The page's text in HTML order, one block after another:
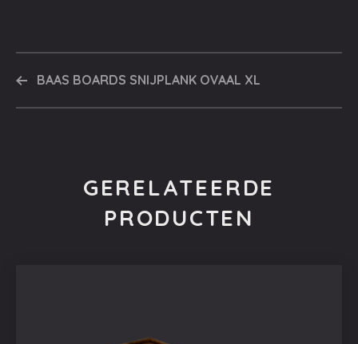
BAAS BOARDS SNIJPLANK OVAAL XL
GERELATEERDE
PRODUCTEN